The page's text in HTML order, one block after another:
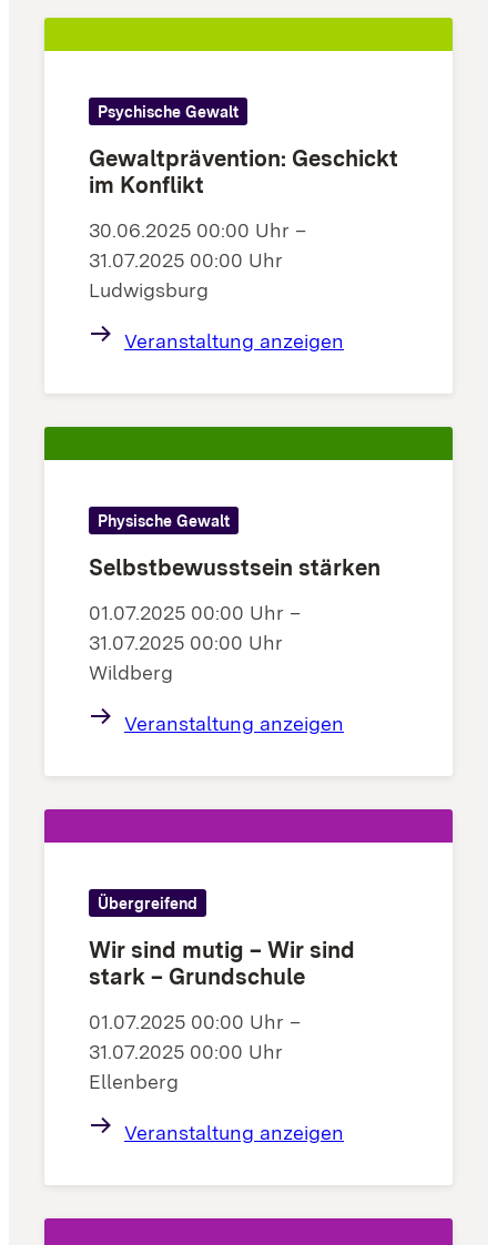
Psychische Gewalt
Gewaltprävention: Geschickt
im Konflikt
30.06.2025 00:00 Uhr –
31.07.2025 00:00 Uhr
Ludwigsburg
Veranstaltung anzeigen
Physische Gewalt
Selbstbewusstsein stärken
01.07.2025 00:00 Uhr –
31.07.2025 00:00 Uhr
Wildberg
Veranstaltung anzeigen
Übergreifend
Wir sind mutig – Wir sind
stark – Grundschule
01.07.2025 00:00 Uhr –
31.07.2025 00:00 Uhr
Ellenberg
Veranstaltung anzeigen